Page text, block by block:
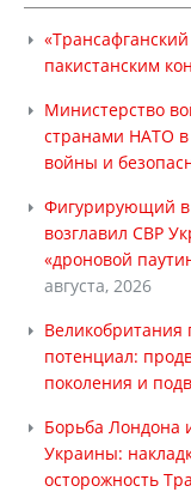
пакистанским
Министерство
странами НАТО в
войны и
Фигурирующий в
возглавил СВР
«дроновой
августа, 2026
Великобритания
потенциал:
поколения и
Борьба Лондона
Украины:
осторожность